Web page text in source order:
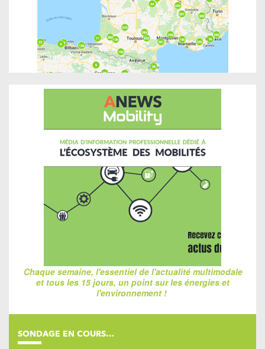
Chaque semaine, l'essentiel de l'actualité multimodale
et tous les 15 jours, un point sur les énergies et
l'environnement !
SONDAGE EN COURS…